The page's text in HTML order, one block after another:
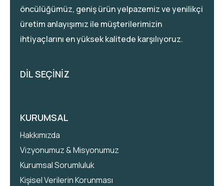
öncülüğümüz, geniş ürün yelpazemiz ve yenilikçi
üretim anlayışımız ile müşterilerimizin
ihtiyaçlarını en yüksek kalitede karşılıyoruz.
DİL SEÇİNİZ
KURUMSAL
Hakkımızda
Vizyonumuz & Misyonumuz
Kurumsal Sorumluluk
Kişisel Verilerin Korunması